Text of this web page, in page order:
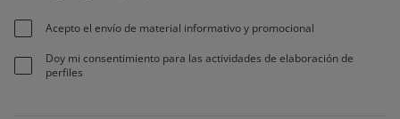
Acepto el envío de material informativo y promocional
Doy mi consentimiento para las actividades de elaboración de
perfiles